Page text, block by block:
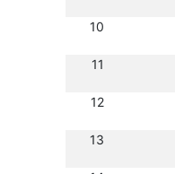
10
11
12
13